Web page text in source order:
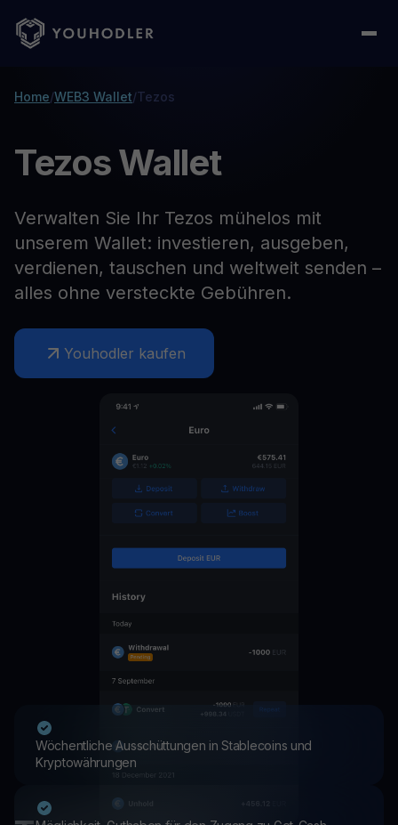
Home/WEB3 Wallet/Tezos
Tezos Wallet
Verwalten Sie Ihr Tezos mühelos mit
unserem Wallet: investieren, ausgeben,
verdienen, tauschen und weltweit senden –
alles ohne versteckte Gebühren.
Youhodler kaufen
Wöchentliche Ausschüttungen in Stablecoins und
Kryptowährungen